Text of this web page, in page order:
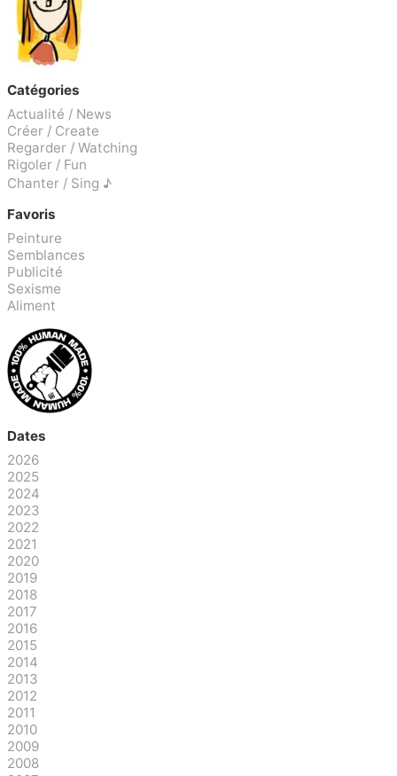
Catégories
Actualité / News
Créer / Create
Regarder / Watching
Rigoler / Fun
Chanter / Sing ♪
Favoris
Peinture
Semblances
Publicité
Sexisme
Aliment
Dates
2026
2025
2024
2023
2022
2021
2020
2019
2018
2017
2016
2015
2014
2013
2012
2011
2010
2009
2008